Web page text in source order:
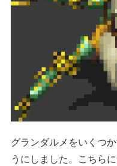
グランダルメをいくつ
うにしました。こちら